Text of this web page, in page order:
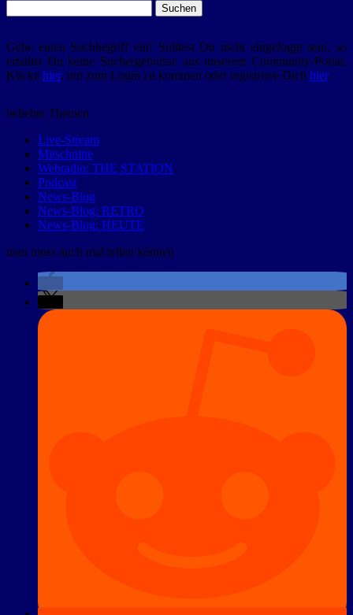
nach:
Gebe einen Suchbegriff ein! Solltest Du nicht eingeloggt sein, so
erhältst Du keine Suchergebnisse aus unserem Community-Portal.
Klicke hier, um zum Login zu kommen oder registriere Dich hier.
beliebte Themen
Live-Stream
Mitschnitte
Webradio: THE STATION
Podcast
News-Blog
News-Blog: RETRO
News-Blog: HEUTE
man muss auch mal teilen können